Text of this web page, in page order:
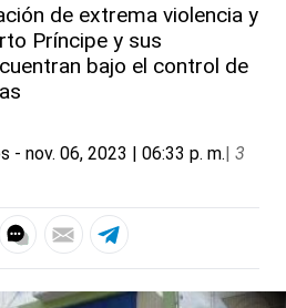
de extrema violencia y
Príncipe y sus
bajo el control de
- nov. 06, 2023 | 06:33 p. m.| 3